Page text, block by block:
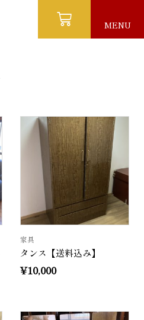
MENU
家具
タンス【送料込み】
¥10,000